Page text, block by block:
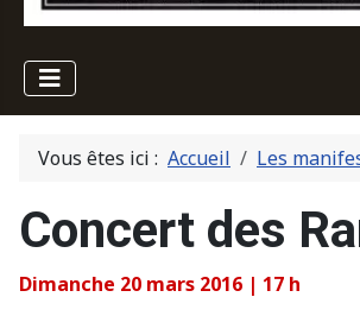
Vous êtes ici : Accueil Les
Concert des
Dimanche 20 mars 2016 | 17 h